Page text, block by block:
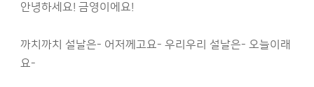
안녕하세요! 금영이에요!
까치까치 설날은- 어저께고요- 우리우리 설날은- 오늘이래
요-